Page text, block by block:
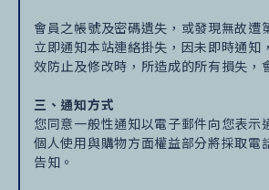
會員之帳號及密碼遺失，或發現無故遭
立即通知本站連絡掛失，因未即時通知
效防止及修改時，所造成的所有損失，
三、通知方式
您同意一般性通知以電子郵件向您表示
個人使用與購物方面權益部分將採取電
告知。